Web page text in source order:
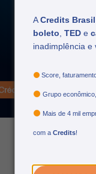
ACredits Brasil
boleto TED e
inadimplência e
Score,
Grupo
Mais de 4 mil
com a Credits!